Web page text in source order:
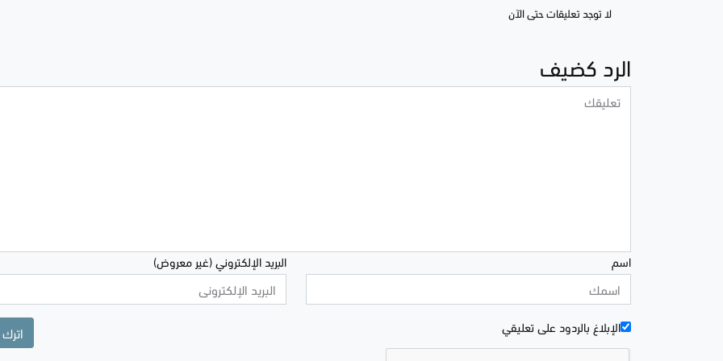
لا توجد تعليقات حتى الآن
الرد كضيف
اسم البريد الإلكتروني (غير معروض)
الإبلاغ بالردود علی تعليقي